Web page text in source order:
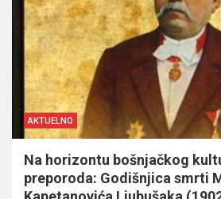
AKTUELNO
Na horizontu bošnjačkog
preporoda: Godišnjica smrti